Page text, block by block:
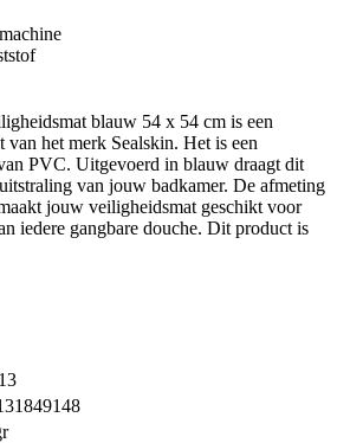
blauw 54 x 54 cm is een
van het merk Sealskin. Het is een
PVC. Uitgevoerd in blauw draagt dit
van jouw badkamer. De afmeting
jouw veiligheidsmat geschikt voor
iedere gangbare douche. Dit product is